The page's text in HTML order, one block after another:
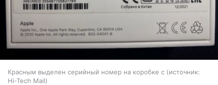
Красным выделен серийный номер на коробке с
источник:
Hi-Tech Mail